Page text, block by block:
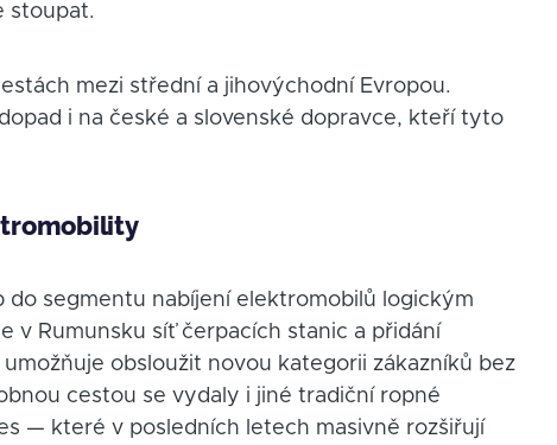
stoupat.
mezi střední a jihovýchodní Evropou.
i na české a slovenské dopravce, kteří tyto
segmentu nabíjení elektromobilů logickým
v Rumunsku síť čerpacích stanic a přidání
obsloužit novou kategorii zákazníků bez
cestou se vydaly i jiné tradiční ropné
— které v posledních letech masivně rozšiřují